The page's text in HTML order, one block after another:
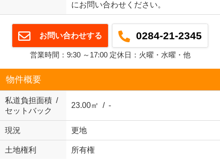
にお問い合わせください。
お問い合わせする 0284-21-2345
営業時間：9:30 ～17:00 定休日：火曜・水曜・他
物件概要
私道負担面積 /
セットバック
23.00㎡ / -
現況 更地
土地権利 所有権